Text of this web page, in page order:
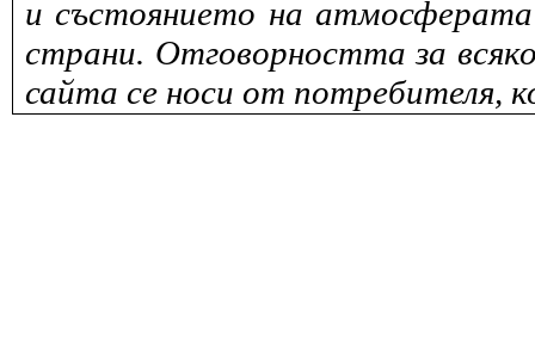
и състоянието на
страни. Отговорността за
сайта се носи от потребителя,